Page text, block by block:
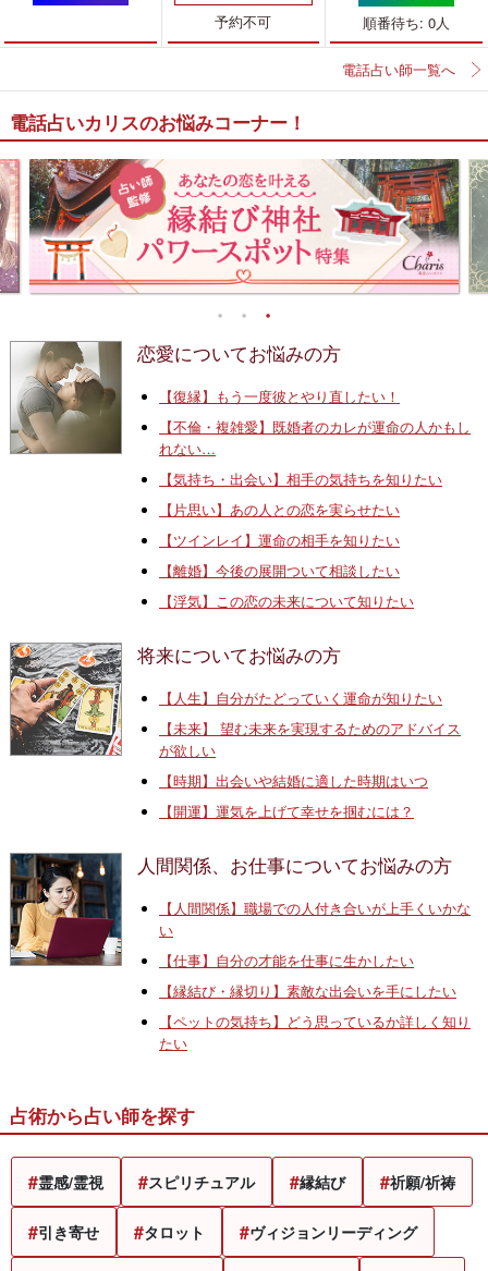
予約不可 順番待ち: 0人
電話占い師一覧へ
電話占いカリスのお悩みコーナー！
恋愛についてお悩みの方
【復縁】もう一度彼とやり直したい！
【不倫・複雑愛】既婚者のカレが運命の人かもし
れない…
【気持ち・出会い】相手の気持ちを知りたい
【片思い】あの人との恋を実らせたい
【ツインレイ】運命の相手を知りたい
【離婚】今後の展開ついて相談したい
【浮気】この恋の未来について知りたい
将来についてお悩みの方
【人生】自分がたどっていく運命が知りたい
【未来】 望む未来を実現するためのアドバイス
が欲しい
【時期】出会いや結婚に適した時期はいつ
【開運】運気を上げて幸せを掴むには？
人間関係、お仕事についてお悩みの方
【人間関係】職場での人付き合いが上手くいかな
い
【仕事】自分の才能を仕事に生かしたい
【縁結び・縁切り】素敵な出会いを手にしたい
【ペットの気持ち】どう思っているか詳しく知り
たい
占術から占い師を探す
霊感/霊視 スピリチュアル 縁結び 祈願/祈祷
引き寄せ タロット ヴィジョンリーディング